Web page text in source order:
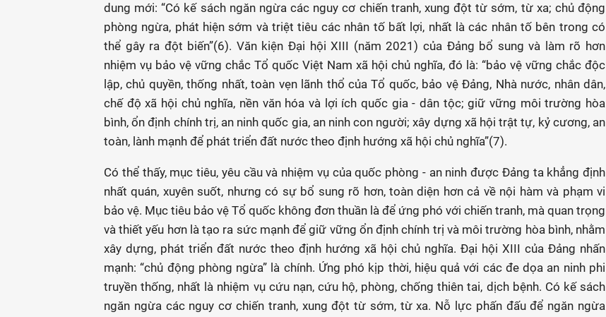
dung mới: “Có kế sách ngăn ngừa các nguy cơ chiến tranh, xung đột từ sớm, từ xa; chủ động
phòng ngừa, phát hiện sớm và triệt tiêu các nhân tố bất lợi, nhất là các nhân tố bên trong có
thể gây ra đột biến”(6). Văn kiện Đại hội XIII (năm 2021) của Đảng bổ sung và làm rõ hơn
nhiệm vụ bảo vệ vững chắc Tổ quốc Việt Nam xã hội chủ nghĩa, đó là: “bảo vệ vững chắc độc
lập, chủ quyền, thống nhất, toàn vẹn lãnh thổ của Tổ quốc, bảo vệ Đảng, Nhà nước, nhân dân,
chế độ xã hội chủ nghĩa, nền văn hóa và lợi ích quốc gia - dân tộc; giữ vững môi trường hòa
bình, ổn định chính trị, an ninh quốc gia, an ninh con người; xây dựng xã hội trật tự, kỷ cương, an
toàn, lành mạnh để phát triển đất nước theo định hướng xã hội chủ nghĩa”(7).
Có thể thấy, mục tiêu, yêu cầu và nhiệm vụ của quốc phòng - an ninh được Đảng ta khẳng định
nhất quán, xuyên suốt, nhưng có sự bổ sung rõ hơn, toàn diện hơn cả về nội hàm và phạm vi
bảo vệ. Mục tiêu bảo vệ Tổ quốc không đơn thuần là để ứng phó với chiến tranh, mà quan trọng
và thiết yếu hơn là tạo ra sức mạnh để giữ vững ổn định chính trị và môi trường hòa bình, nhằm
xây dựng, phát triển đất nước theo định hướng xã hội chủ nghĩa. Đại hội XIII của Đảng nhấn
mạnh: “chủ động phòng ngừa” là chính. Ứng phó kịp thời, hiệu quả với các đe dọa an ninh phi
truyền thống, nhất là nhiệm vụ cứu nạn, cứu hộ, phòng, chống thiên tai, dịch bệnh. Có kế sách
ngăn ngừa các nguy cơ chiến tranh, xung đột từ sớm, từ xa. Nỗ lực phấn đấu để ngăn ngừa